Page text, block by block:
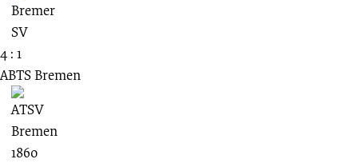
4 : 1
ABTS Bremen